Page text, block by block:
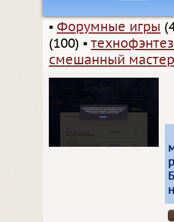
▪ Форумные игры
(100) ▪
смешанный